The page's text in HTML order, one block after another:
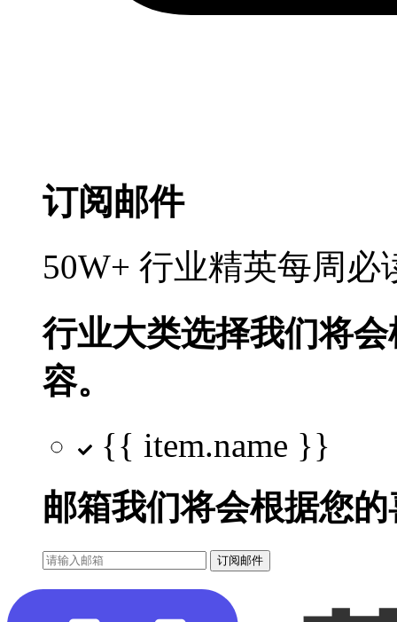
订阅邮件
50W+ 行业精英每周
行业大类选择我们将
容。
{{ item.name }}
邮箱我们将会根据您
订阅邮件